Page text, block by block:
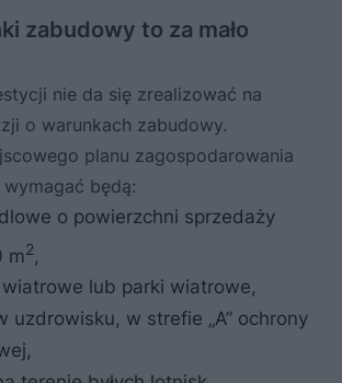
zabudowy to za mało
nie da się zrealizować na
o warunkach zabudowy.
planu zagospodarowania
będą:
o powierzchni sprzedaży
m2,
lub parki wiatrowe,
uzdrowisku, w strefie „A” ochrony